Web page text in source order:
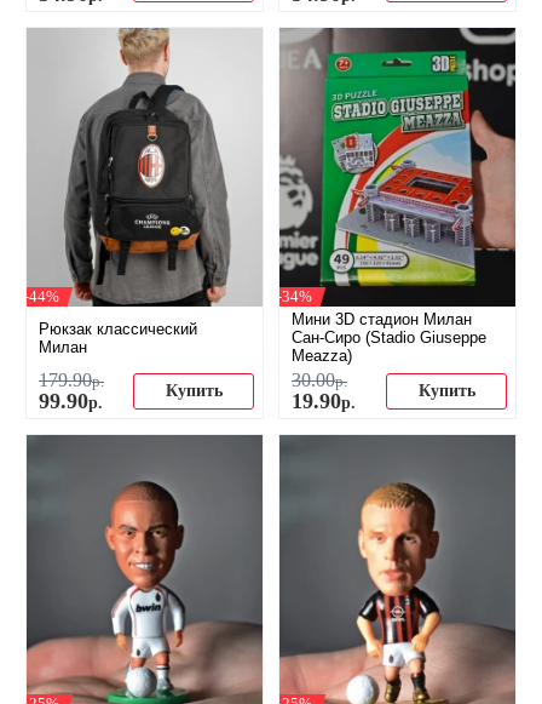
-44%
Рюкзак классический
Милан
179.90р.
99.90р.
Купить
-34%
Мини 3D стадион Милан
Сан-Сиро (Stadio Giuseppe
Meazza)
30.00р.
19.90р.
Купить